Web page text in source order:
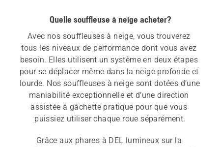
Quelle souffleuse à neige acheter?
Avec nos souffleuses à neige, vous trouverez
tous les niveaux de performance dont vous avez
besoin. Elles utilisent un système en deux étapes
pour se déplacer même dans la neige profonde et
lourde. Nos souffleuses à neige sont dotées d’une
maniabilité exceptionnelle et d’une direction
assistée à gâchette pratique pour que vous
Grâce aux phares à DEL lumineux sur la